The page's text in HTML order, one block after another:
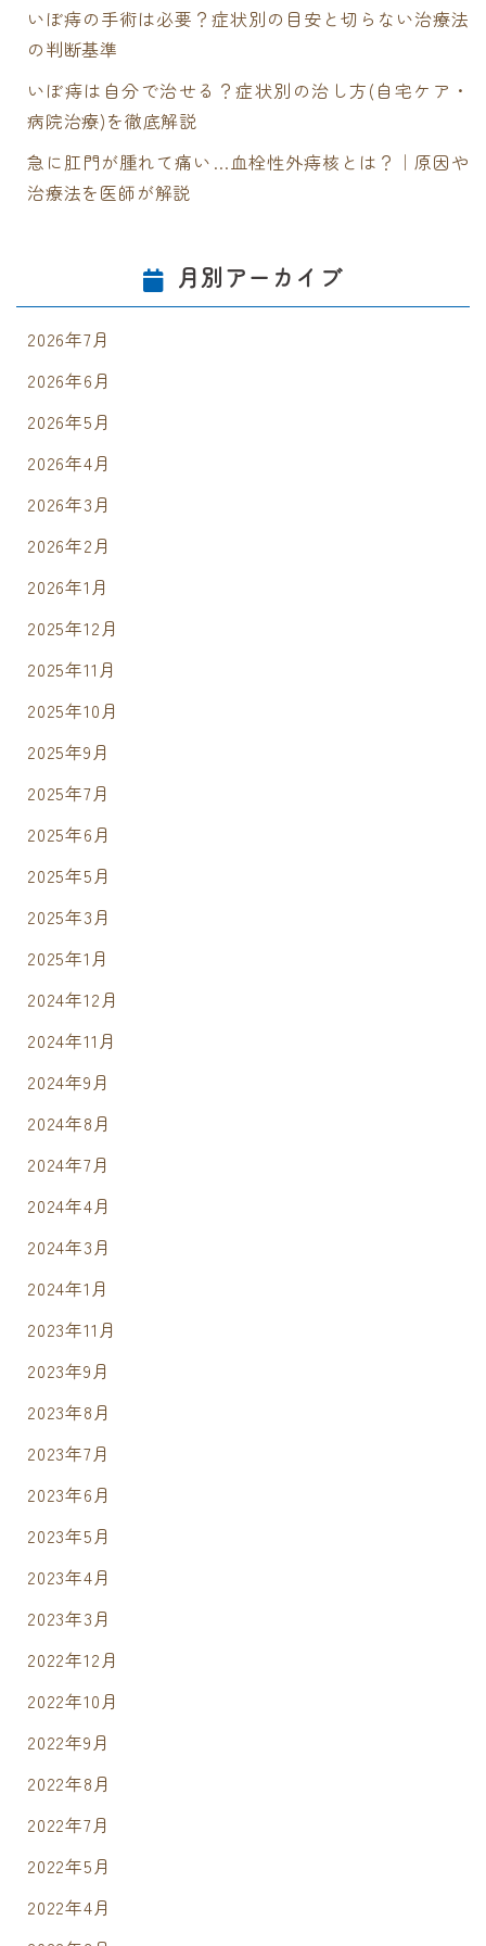
いぼ痔の手術は必要？症状別の目安と切らない治療法
の判断基準
いぼ痔は自分で治せる？症状別の治し方(自宅ケア・
病院治療)を徹底解説
急に肛門が腫れて痛い…血栓性外痔核とは？｜原因や
治療法を医師が解説
月別アーカイブ
2026年7月
2026年6月
2026年5月
2026年4月
2026年3月
2026年2月
2026年1月
2025年12月
2025年11月
2025年10月
2025年9月
2025年7月
2025年6月
2025年5月
2025年3月
2025年1月
2024年12月
2024年11月
2024年9月
2024年8月
2024年7月
2024年4月
2024年3月
2024年1月
2023年11月
2023年9月
2023年8月
2023年7月
2023年6月
2023年5月
2023年4月
2023年3月
2022年12月
2022年10月
2022年9月
2022年8月
2022年7月
2022年5月
2022年4月